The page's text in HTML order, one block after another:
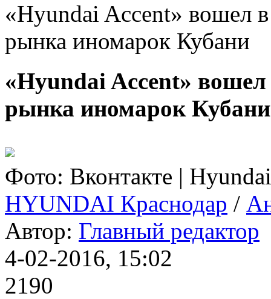
«Hyundai Accent» вошел
рынка иномарок Кубани
«Hyundai Accent» вошел
рынка иномарок Кубани
Фото: Вконтакте |
HYUNDAI Краснодар /
Автор: Главный редактор
4-02-2016, 15:02
2190